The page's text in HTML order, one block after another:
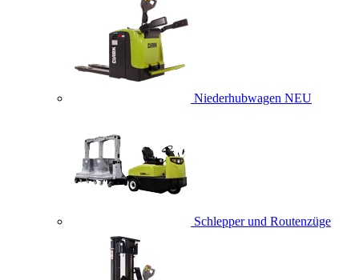
Niederhubwagen NEU
Schlepper und Routenzüge